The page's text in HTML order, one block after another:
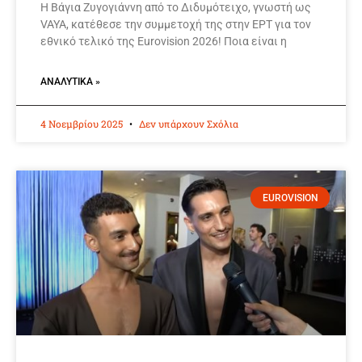
Η Βάγια Ζυγογιάννη από το Διδυμότειχο, γνωστή ως
VAYA, κατέθεσε την συμμετοχή της στην ΕΡΤ για τον
εθνικό τελικό της Eurovision 2026! Ποια είναι η
ΑΝΑΛΥΤΙΚΆ »
4 Νοεμβρίου 2025 Δεν υπάρχουν Σχόλια
EUROVISION